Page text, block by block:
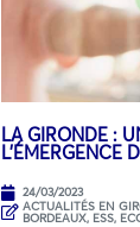
LA GIRONDE :
L’ÉMERGENCE
24/03/2023
ACTUALITÉS EN
BORDEAUX, ESS,